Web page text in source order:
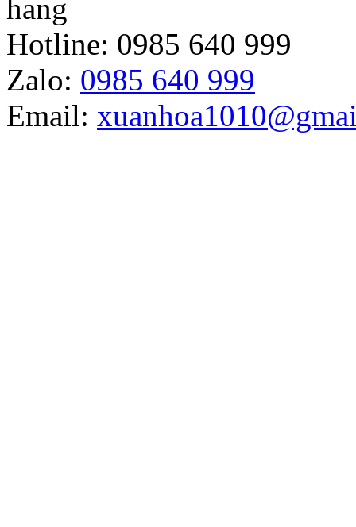
Hotline: 0985 640 999
Zalo: 0985 640 999
Email: